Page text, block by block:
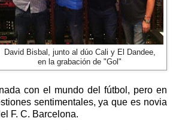
David Bisbal, junto al dúo Cali y El Dandee,
en la grabación de "Gol"
con el mundo del fútbol, pero en
sentimentales, ya que es novia
F. C. Barcelona.